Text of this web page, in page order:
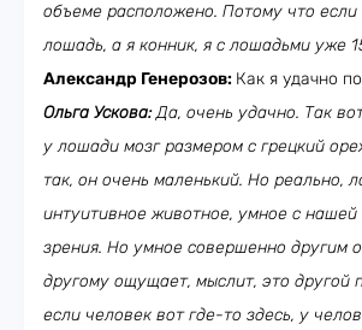
объеме расположено. Потому что если
лошадь, а я конник, я с лошадьми уже
Александр Генерозов: Как я удачно
Ольга Ускова:Да, очень удачно. Так
у лошади мозг размером с грецкий
так, он очень маленький. Но реально,
интуитивное животное, умное с нашей
зрения. Но умное совершенно другим
другому ощущает, мыслит, это другой
если человек вот где-то здесь, у